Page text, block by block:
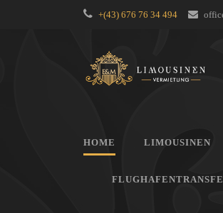
+(43) 676 76 34 494
HOME LIMOUSINEN